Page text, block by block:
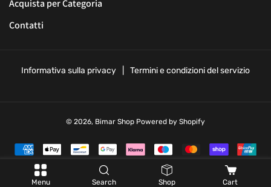
Menu Search Shop Cart
Acquista per Categoria
Contatti
Informativa sulla privacy Termini e condizioni del servizio
© 2026, Bimar Shop Powered by Shopify
M
e